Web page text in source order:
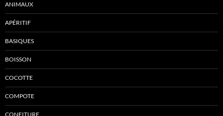
ANIMAUX
APÉRITIF
BASIQUES
BOISSON
COCOTTE
COMPOTE
CONFITURE